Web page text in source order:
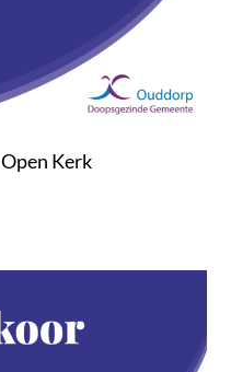
Open Kerk